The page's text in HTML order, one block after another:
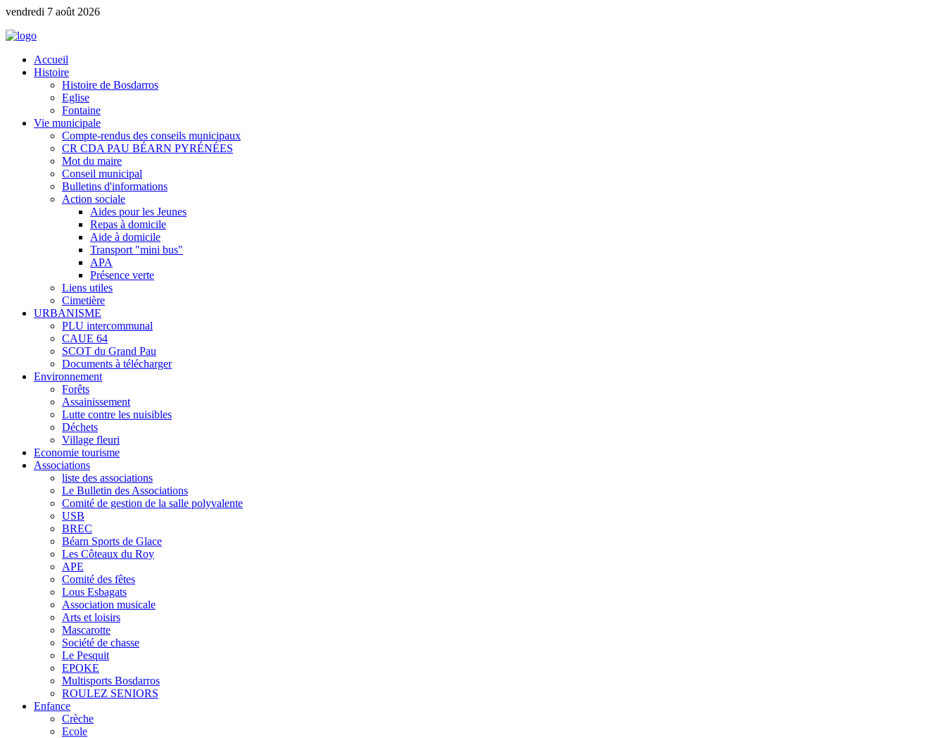
vendredi 7 août 2026
Accueil
Histoire
Histoire de Bosdarros
Eglise
Fontaine
Vie municipale
Compte-rendus des conseils municipaux
CR CDA PAU BÉARN PYRÉNÉES
Mot du maire
Conseil municipal
Bulletins d'informations
Action sociale
Aides pour les Jeunes
Repas à domicile
Aide à domicile
Transport "mini bus"
APA
Présence verte
Liens utiles
Cimetière
URBANISME
PLU intercommunal
CAUE 64
SCOT du Grand Pau
Documents à télécharger
Environnement
Forêts
Assainissement
Lutte contre les nuisibles
Déchets
Village fleuri
Economie tourisme
Associations
liste des associations
Le Bulletin des Associations
Comité de gestion de la salle polyvalente
USB
BREC
Béarn Sports de Glace
Les Côteaux du Roy
APE
Comité des fêtes
Lous Esbagats
Association musicale
Arts et loisirs
Mascarotte
Société de chasse
Le Pesquit
EPOKE
Multisports Bosdarros
ROULEZ SENIORS
Enfance
Crèche
Ecole